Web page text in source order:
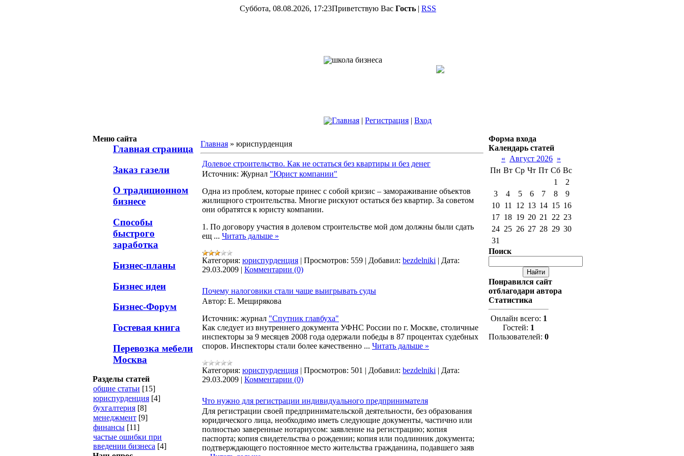
Суббота, 08.08.2026, 17:23Приветствую Вас Гость | RSS
школа бизнеса
Главная | Регистрация | Вход
Меню сайта
Главная страница
Заказ газели
О традиционном
бизнесе
Способы
быстрого
заработка
Бизнес-планы
Бизнес идеи
Бизнес-Форум
Гостевая книга
Перевозка мебели
Москва
Разделы статей
общие статьи [15]
юриспурденция [4]
бухгалтерия [8]
менеджмент [9]
финансы [11]
частые ошибки при
введении бизнеса [4]
Главная » юриспурденция
Долевое строительство. Как не остаться без квартиры и без денег
Источник: Журнал "Юрист компании"
Одна из проблем, которые принес с собой кризис – замораживание объектов
жилищного строительства. Многие рискуют остаться без квартир. За советом
они обратятся к юристу компании.
1. По договору участия в долевом строительстве мой дом должны были сдать
ещ ... Читать дальше »
Категория: юриспурденция | Просмотров: 559 | Добавил: bezdelniki | Дата:
29.03.2009 | Комментарии (0)
Почему налоговики стали чаще выигрывать суды
Автор: Е. Мещирякова
Источник: журнал "Спутник главбуха"
Как следует из внутреннего документа УФНС России по г. Москве, столичные
инспекторы за 9 месяцев 2008 года одержали победы в 87 процентах судебных
споров. Инспекторы стали более качественно ... Читать дальше »
Категория: юриспурденция | Просмотров: 501 | Добавил: bezdelniki | Дата:
29.03.2009 | Комментарии (0)
Что нужно для регистрации индивидуального предпринимателя
Для регистрации своей предпринимательской деятельности, без образования
юридического лица, необходимо иметь следующие документы, частично или
полностью заверенные нотариусом: заявление на регистрацию; копия
паспорта; копия свидетельства о рождении; копия или подлинник документа;
подтверждающего постоянное место жительства гражданина, подавшего заяв
Форма входа
Календарь статей
« Август 2026 »
Пн Вт Ср Чт Пт Сб Вс
1
2
3
4 5 6 7 8
9
10
11 12 13 14 15 16
17 18 19 20 21 22 23
24 25 26 27 28 29 30
31
Поиск
Понравился сайт
отблагодари автора
Статистика
Онлайн всего: 1
Гостей: 1
Пользователей: 0